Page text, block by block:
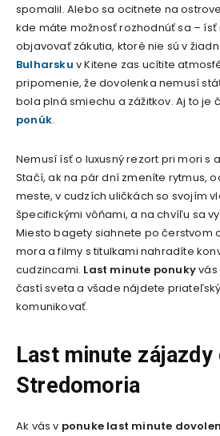
spomalil. Alebo sa ocitnete na ostrove
kde máte možnosť rozhodnúť sa – ísť
objavovať zákutia, ktoré nie sú v
Bulharsku v Kitene zas ucítite
pripomenie, že dovolenka nemusí
bola plná smiechu a zážitkov. Aj to je
ponúk.
Nemusí ísť o luxusný rezort pri mori s
Stačí, ak na pár dní zmeníte rytmus,
meste, v cudzích uličkách so svojím
špecifickými vôňami, a na chvíľu sa
Miesto bagety siahnete po čerstvom
mora a filmy s titulkami nahradíte
cudzincami. Last minute ponukyvás
častí sveta a všade nájdete
komunikovať.
Last minute zájazdy
Stredomoria
Ak vás v ponuke last minute